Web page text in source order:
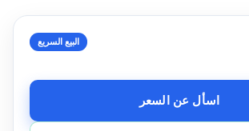
البيع السريع
اسأل عن السعر